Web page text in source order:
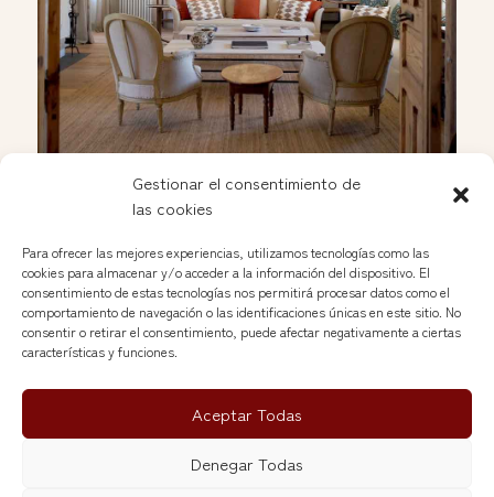
Gestionar el consentimiento de
las cookies
Para ofrecer las mejores experiencias, utilizamos tecnologías como las
cookies para almacenar y/o acceder a la información del dispositivo. El
consentimiento de estas tecnologías nos permitirá procesar datos como el
comportamiento de navegación o las identificaciones únicas en este sitio. No
consentir o retirar el consentimiento, puede afectar negativamente a ciertas
características y funciones.
Aceptar Todas
Denegar Todas
Apertura de Soleda en las Nuevas Galerías del
Voir plus »